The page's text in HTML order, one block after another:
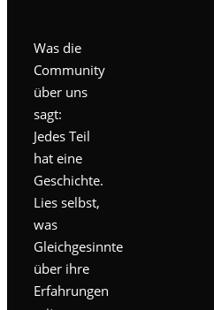
Was die
Community
über uns
sagt:
Jedes Teil
hat eine
Geschichte.
Lies selbst,
was
Gleichgesinnte
über ihre
Erfahrungen